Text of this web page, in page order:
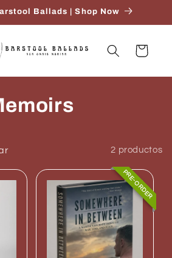
Ballads | Shop Now
Carrito
2 productos
PRE-ORDER